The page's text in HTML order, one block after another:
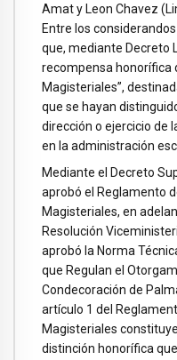
Amat y Leon Chavez
Entre los
que, mediante Decreto
recompensa honorífica
Magisteriales”,
que se hayan
dirección o ejercicio de
en la administración
Mediante el Decreto
aprobó el Reglamento
Magisteriales, en
Resolución
aprobó la Norma
que Regulan el
Condecoración de
artículo 1 del
Magisteriales
distinción honorífica